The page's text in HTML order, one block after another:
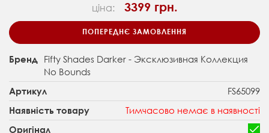
ціна: 3399 грн.
ПОПЕРЕДНЄ ЗАМОВЛЕННЯ
Бренд
Fifty Shades Darker - Эксклюзивная Коллекция
No Bounds
Артикул FS65099
Наявність товару Тимчасово немає в наявності
Оригінал